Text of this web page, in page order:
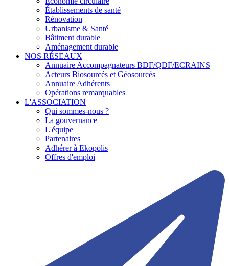
Établissements de santé
Rénovation
Urbanisme & Santé
Bâtiment durable
Aménagement durable
NOS RÉSEAUX
Annuaire Accompagnateurs BDF/QDF/ECRAINS
Acteurs Biosourcés et Géosourcés
Annuaire Adhérents
Opérations remarquables
L'ASSOCIATION
Qui sommes-nous ?
La gouvernance
L'équipe
Partenaires
Adhérer à Ekopolis
Offres d'emploi